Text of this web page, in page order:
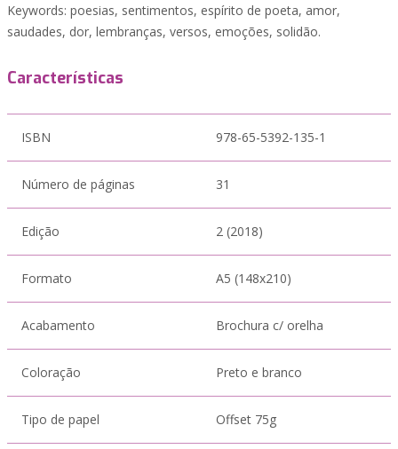
Keywords: poesias, sentimentos, espírito de poeta, amor,
saudades, dor, lembranças, versos, emoções, solidão.
Características
ISBN 978-65-5392-135-1
Número de páginas 31
Edição 2 (2018)
Formato A5 (148x210)
Acabamento Brochura c/ orelha
Coloração Preto e branco
Tipo de papel Offset 75g